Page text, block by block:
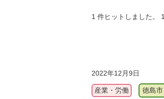
1 件ヒットしました。 1
2022年12月9日
産業・労働 徳島市